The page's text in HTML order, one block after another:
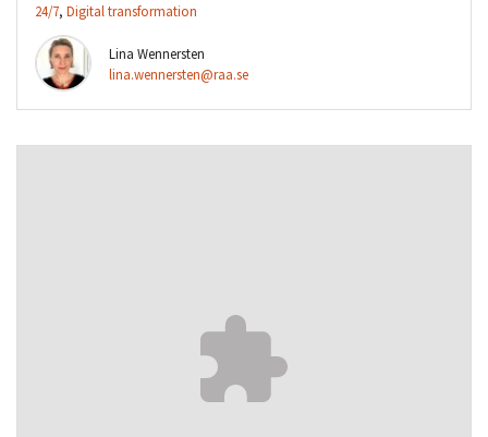
24/7, Digital transformation
Lina Wennersten
lina.wennersten@raa.se